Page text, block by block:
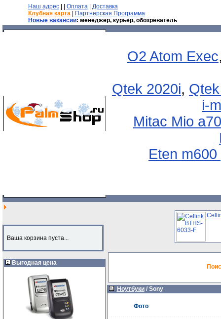
Наш адрес| | Оплата| Доставка
Клубная карта|
Партнерская Программа
Новые вакансии: менеджер, курьер, обозреватель
O2 Atom Exec
Qtek 2020i,
i-
Mitac Mio
Eten m600
Ваша корзина пуста...
Выгодная цена
Ноутбуки/ Sony
Фото